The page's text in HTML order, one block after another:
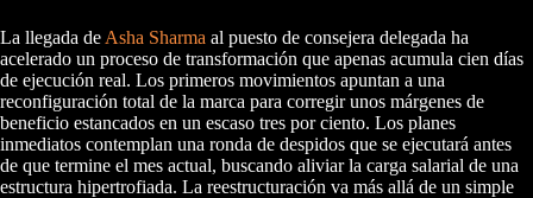
La llegada de Asha Sharma al puesto de consejera delegada ha
acelerado un proceso de transformación que apenas acumula cien días
de ejecución real. Los primeros movimientos apuntan a una
reconfiguración total de la marca para corregir unos márgenes de
beneficio estancados en un escaso tres por ciento. Los planes
inmediatos contemplan una ronda de despidos que se ejecutará antes
de que termine el mes actual, buscando aliviar la carga salarial de una
estructura hipertrofiada. La reestructuración va más allá de un simple